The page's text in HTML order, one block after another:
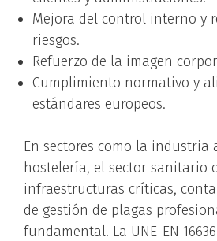
Mejora del control interno y
riesgos.
Refuerzo de la imagen
Cumplimiento normativo y
estándares europeos.
En sectores como la industria
hostelería, el sector sanitario
infraestructuras críticas,
de gestión de plagas
fundamental. La UNE-EN